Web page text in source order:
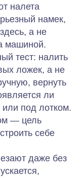
налета
намек,
а не
машиной.
тест: налить
ложек, а не
вернуть
ли
под лотком.
— цель
себе
даже без